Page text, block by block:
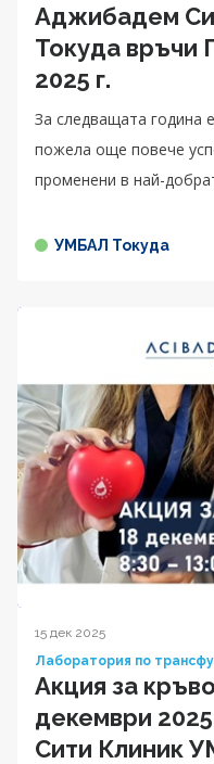
Аджибадем
Токуда връчи
2025 г.
За следващата година
пожела още повече
променени в най-
УМБАЛ Токуда
15 дек 2025
Лаборатория по
Акция за
декември
Сити Клиник